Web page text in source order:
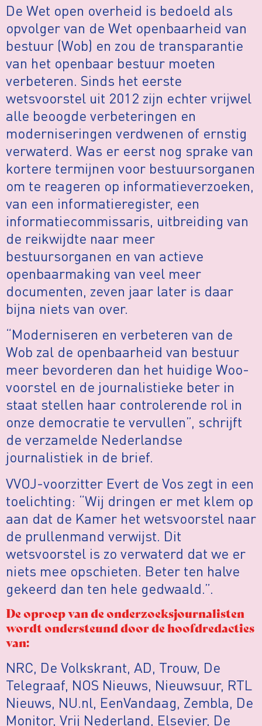
De Wet open overheid is bedoeld als
opvolger van de Wet openbaarheid van
bestuur (Wob) en zou de transparantie
van het openbaar bestuur moeten
verbeteren. Sinds het eerste
wetsvoorstel uit 2012 zijn echter vrijwel
alle beoogde verbeteringen en
moderniseringen verdwenen of ernstig
verwaterd. Was er eerst nog sprake van
kortere termijnen voor bestuursorganen
om te reageren op informatieverzoeken,
van een informatieregister, een
informatiecommissaris, uitbreiding van
de reikwijdte naar meer
bestuursorganen en van actieve
openbaarmaking van veel meer
documenten, zeven jaar later is daar
bijna niets van over.
“Moderniseren en verbeteren van de
Wob zal de openbaarheid van bestuur
meer bevorderen dan het huidige Woo-
voorstel en de journalistieke beter in
staat stellen haar controlerende rol in
onze democratie te vervullen”, schrijft
de verzamelde Nederlandse
journalistiek in de brief.
VVOJ-voorzitter Evert de Vos zegt in een
toelichting: “Wij dringen er met klem op
aan dat de Kamer het wetsvoorstel naar
de prullenmand verwijst. Dit
wetsvoorstel is zo verwaterd dat we er
niets mee opschieten. Beter ten halve
gekeerd dan ten hele gedwaald.”.
De oproep van de onderzoeksjournalisten
wordt ondersteund door de hoofdredacties
van:
NRC, De Volkskrant, AD, Trouw, De
Telegraaf, NOS Nieuws, Nieuwsuur, RTL
Nieuws, NU.nl, EenVandaag, Zembla, De
Monitor, Vrij Nederland, Elsevier, De